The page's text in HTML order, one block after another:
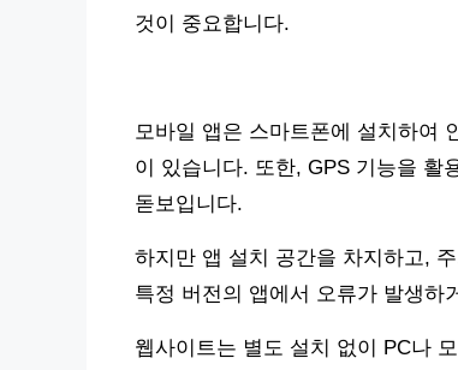
것이 중요합니다.
모바일 앱은 스마트폰에 설치하여
이 있습니다. 또한, GPS 기능을 활
돋보입니다.
하지만 앱 설치 공간을 차지하고,
특정 버전의 앱에서 오류가 발생하
웹사이트는 별도 설치 없이 PC나